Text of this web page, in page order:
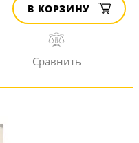
В КОРЗИНУ